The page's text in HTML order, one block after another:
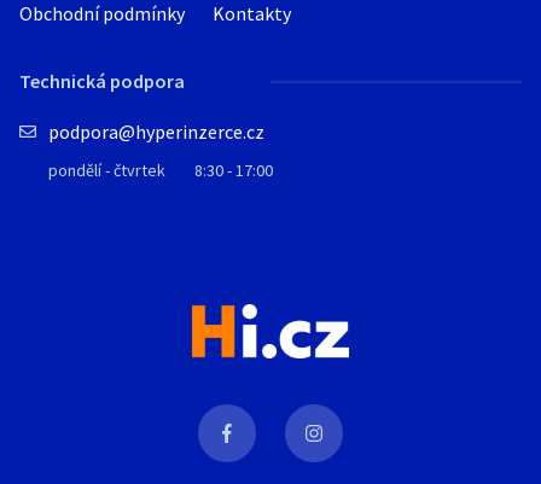
Obchodní podmínky
Kontakty
Technická podpora
podpora@hyperinzerce.cz
pondělí - čtvrtek 8:30 - 17:00